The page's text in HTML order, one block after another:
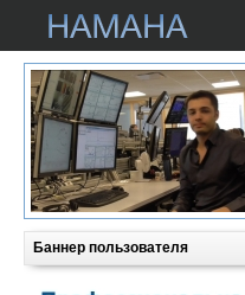
Баннер пользователя